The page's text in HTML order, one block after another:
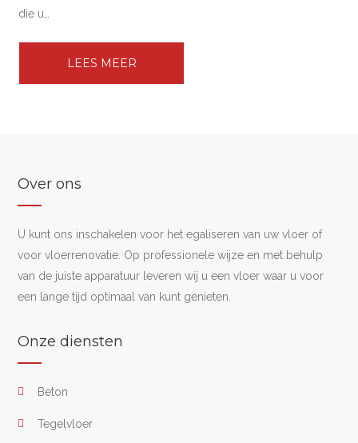
die u…
LEES MEER
Over ons
U kunt ons inschakelen voor het egaliseren van uw vloer of
voor vloerrenovatie. Op professionele wijze en met behulp
van de juiste apparatuur leveren wij u een vloer waar u voor
een lange tijd optimaal van kunt genieten.
Onze diensten
Beton
Tegelvloer